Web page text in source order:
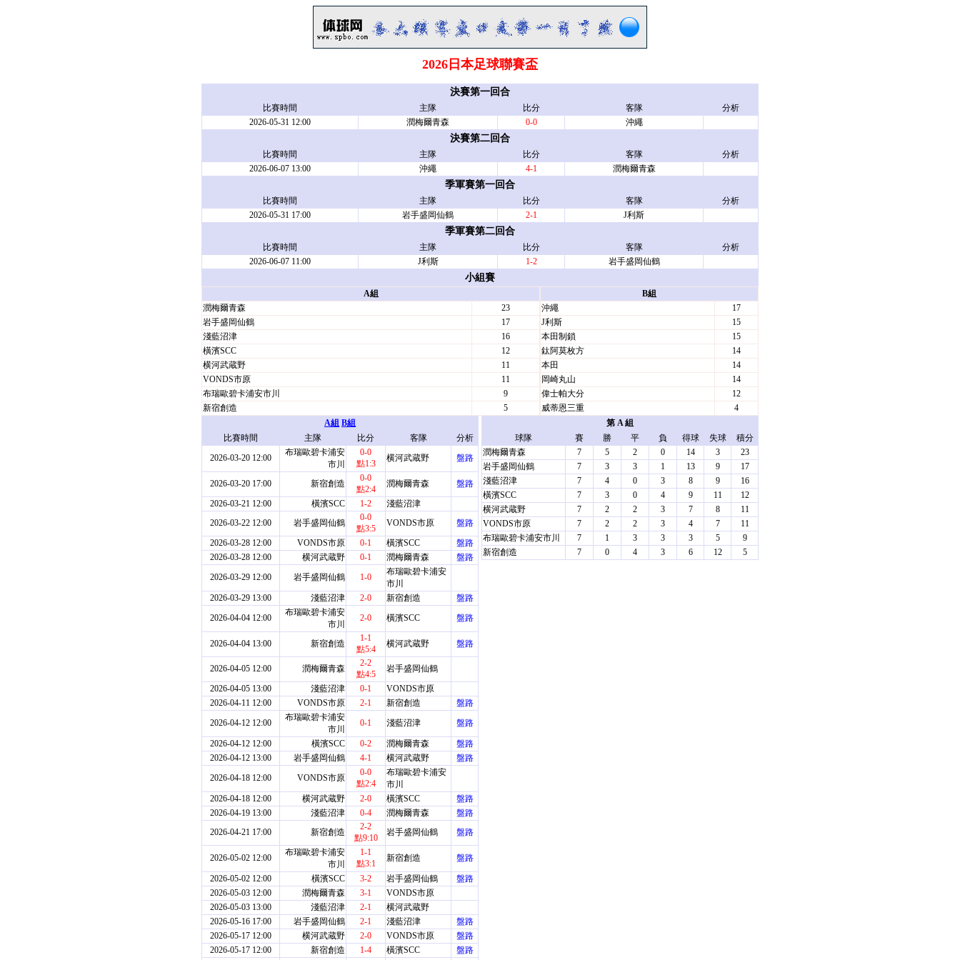
2026日本足球聯賽盃
決賽第一回合
比賽時間 主隊 比分 客隊
分析
2026-05-31 12:00
潤梅爾青森 0-0 沖繩
決賽第二回合
比賽時間 主隊 比分 客隊
分析
2026-06-07 13:00
沖繩 4-1 潤梅爾青森
季軍賽第一回合
比賽時間 主隊 比分 客隊
分析
2026-05-31 17:00
岩手盛岡仙鶴 2-1 J利斯
季軍賽第二回合
比賽時間 主隊 比分 客隊
分析
2026-06-07 11:00
J利斯 1-2 岩手盛岡仙鶴
小組賽
A組
潤梅爾青森
23
岩手盛岡仙鶴
17
淺藍沼津
16
橫濱SCC
12
横河武蔵野
11
VONDS市原
11
布瑞歐碧卡浦安市川
9
新宿創造
5
B組
沖繩
17
J利斯
15
本田制鎖
15
鈦阿莫枚方
14
本田
14
岡崎丸山
14
偉士帕大分
12
威蒂恩三重
4
A組 B組
比賽時間
主隊 比分 客隊
分析
2026-03-20 12:00
布瑞歐碧卡浦安
市川
0-0
點1:3
横河武蔵野 盤路
2026-03-20 17:00 新宿創造
0-0
點2:4
潤梅爾青森
盤路
2026-03-21 12:00
橫濱SCC 1-2
淺藍沼津
2026-03-22 12:00
岩手盛岡仙鶴
0-0
點3:5
VONDS市原
盤路
2026-03-28 12:00
VONDS市原 0-1 橫濱SCC
盤路
2026-03-28 12:00
横河武蔵野 0-1 潤梅爾青森
盤路
2026-03-29 12:00
岩手盛岡仙鶴 1-0
布瑞歐碧卡浦安
市川
2026-03-29 13:00
淺藍沼津 2-0 新宿創造
盤路
2026-04-04 12:00
布瑞歐碧卡浦安
市川
2-0 橫濱SCC 盤路
2026-04-04 13:00 新宿創造
1-1
點5:4
横河武蔵野 盤路
2026-04-05 12:00 潤梅爾青森
2-2
點4:5
岩手盛岡仙鶴
2026-04-05 13:00
淺藍沼津 0-1
VONDS市原
2026-04-11 12:00
VONDS市原 2-1 新宿創造
盤路
2026-04-12 12:00
布瑞歐碧卡浦安
市川
0-1 淺藍沼津 盤路
2026-04-12 12:00 橫濱SCC 0-2 潤梅爾青森
盤路
2026-04-12 13:00
岩手盛岡仙鶴 4-1 横河武蔵野
盤路
2026-04-18 12:00
VONDS市原
0-0
點2:4
布瑞歐碧卡浦安
市川
2026-04-18 12:00
横河武蔵野 2-0 橫濱SCC
盤路
2026-04-19 13:00
淺藍沼津 0-4 潤梅爾青森
盤路
2026-04-21 17:00
新宿創造
2-2
點9:10
岩手盛岡仙鶴 盤路
2026-05-02 12:00
布瑞歐碧卡浦安
市川
1-1
點3:1
新宿創造 盤路
2026-05-02 12:00 橫濱SCC 3-2 岩手盛岡仙鶴
盤路
2026-05-03 12:00
潤梅爾青森 3-1
VONDS市原
2026-05-03 13:00
淺藍沼津 2-1
横河武蔵野
2026-05-16 17:00
岩手盛岡仙鶴 2-1 淺藍沼津
盤路
2026-05-17 12:00
横河武蔵野 2-0 VONDS市原
盤路
2026-05-17 12:00
新宿創造 1-4 橫濱SCC
盤路
第 A 組
球隊
賽 勝 平 負 得球 失球
積分
潤梅爾青森
7 5 2 0 14 3
23
岩手盛岡仙鶴
7 3 3 1 13 9
17
淺藍沼津
7 4 0 3 8 9
16
橫濱SCC
7 3 0 4 9 11
12
横河武蔵野
7 2 2 3 7 8
11
VONDS市原
7 2 2 3 4 7
11
布瑞歐碧卡浦安市川
7 1 3 3 3 5
9
新宿創造
7 0 4 3 6 12 5